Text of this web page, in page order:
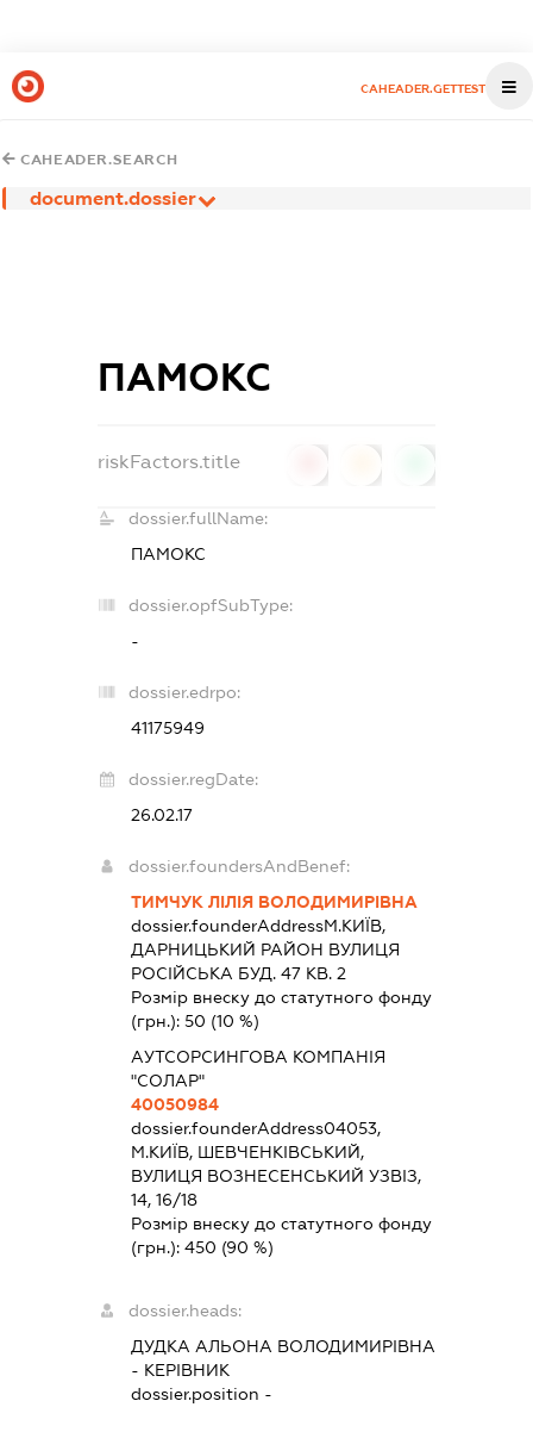
CAHEADER.GETTEST
CAHEADER.SEARCH
document.dossier
ПАМОКС
riskFactors.title
dossier.fullName:
ПАМОКС
dossier.opfSubType:
-
dossier.edrpo:
41175949
dossier.regDate:
26.02.17
dossier.foundersAndBenef:
ТИМЧУК ЛІЛІЯ ВОЛОДИМИРІВНА
dossier.founderAddressМ.КИЇВ,
ДАРНИЦЬКИЙ РАЙОН ВУЛИЦЯ
РОСІЙСЬКА БУД. 47 КВ. 2
Розмір внеску до статутного фонду
(грн.): 50 (10 %)
АУТСОРСИНГОВА КОМПАНІЯ
"СОЛАР"
40050984
dossier.founderAddress04053,
М.КИЇВ, ШЕВЧЕНКІВСЬКИЙ,
ВУЛИЦЯ ВОЗНЕСЕНСЬКИЙ УЗВІЗ,
14, 16/18
Розмір внеску до статутного фонду
(грн.): 450 (90 %)
dossier.heads:
ДУДКА АЛЬОНА ВОЛОДИМИРІВНА
- КЕРІВНИК
dossier.position -